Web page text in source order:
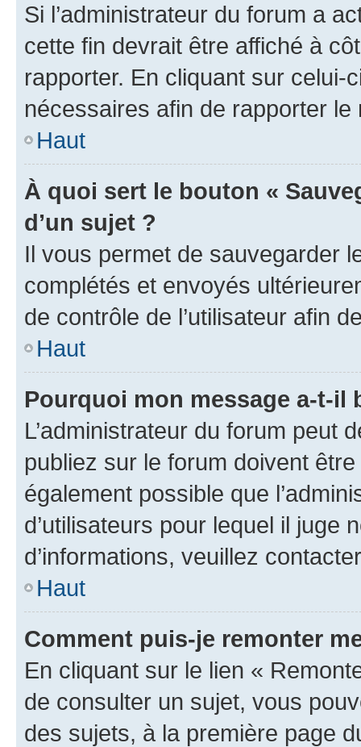
Si l’administrateur du forum a
cette fin devrait être affiché à
rapporter. En cliquant sur
nécessaires afin de rapporter le
Haut
À quoi sert le bouton «
d’un sujet ?
Il vous permet de sauvegarder
complétés et envoyés
de contrôle de l’utilisateur afin
Haut
Pourquoi mon message a-t-il
L’administrateur du forum peut
publiez sur le forum doivent
également possible que
d’utilisateurs pour lequel il juge
d’informations, veuillez
Haut
Comment puis-je remonter
En cliquant sur le lien «
de consulter un sujet, vous
des sujets, à la première page